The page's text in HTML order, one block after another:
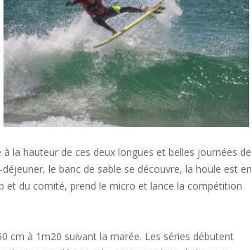
à la hauteur de ces deux longues et belles journées de
le banc de sable se découvre, la houle est en
et du comité, prend le micro et lance la compétition
cm à 1m20 suivant la marée. Les séries débutent